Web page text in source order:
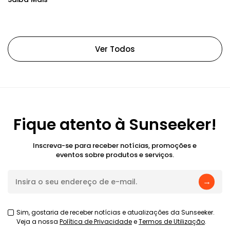
Ver Todos
Fique atento à Sunseeker!
Inscreva-se para receber notícias, promoções e
eventos sobre produtos e serviços.
→
Sim, gostaria de receber notícias e atualizações da Sunseeker.
Veja a nossa Política de PrivacidadeeTermos de Utilização.